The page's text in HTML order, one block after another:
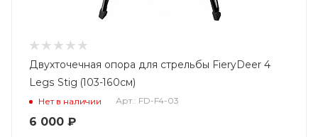
Двухточечная опора для стрельбы FieryDeer 4
Legs Stig (103-160см)
Нет в наличии Арт.: FD-F4-03
6 000 ₽